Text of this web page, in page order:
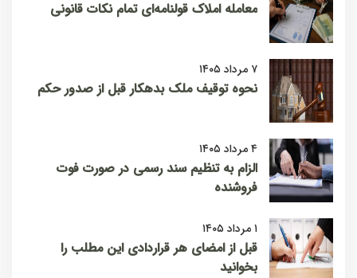
معامله املاک قولنامه‌ای تمام نکات قانونی
۷ مرداد ۱۴۰۵
نحوه توقیف ملک بدهکار قبل از صدور حکم
۴ مرداد ۱۴۰۵
الزام به تنظیم سند رسمی در صورت فوت
فروشنده
۱ مرداد ۱۴۰۵
قبل از امضای هر قراردادی این مطلب را
بخوانید